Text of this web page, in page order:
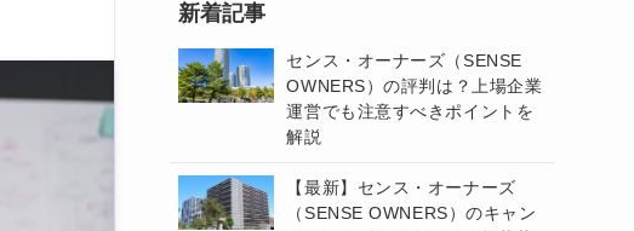
新着記事
センス・オーナーズ（SENSE
OWNERS）の評判は？上場企業
運営でも注意すべきポイントを
解説
【最新】センス・オーナーズ
（SENSE OWNERS）のキャン